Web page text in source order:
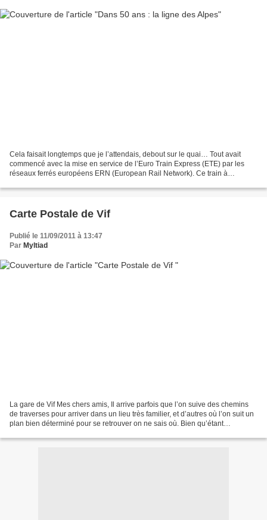
Cela faisait longtemps que je l’attendais, debout sur le quai… Tout avait
commencé avec la mise en service de l’Euro Train Express (ETE) par les
réseaux ferrés européens ERN (European Rail Network). Ce train à
Carte Postale de Vif
Publié le 11/09/2011 à 13:47
Par Myltiad
La gare de Vif Mes chers amis, Il arrive parfois que l’on suive des chemins
de traverses pour arriver dans un lieu très familier, et d’autres où l’on suit un
plan bien déterminé pour se retrouver on ne sais où. Bien qu’étant